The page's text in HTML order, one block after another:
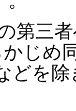
第三
じめ
どを